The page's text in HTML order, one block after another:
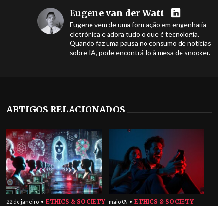
Eugene van der Watt
Eugene vem de uma formação em engenharia
eletrónica e adora tudo o que é tecnologia.
Quando faz uma pausa no consumo de notícias
sobre IA, pode encontrá-lo à mesa de snooker.
ARTIGOS RELACIONADOS
22 de janeiro ETHICS & SOCIETY maio 09 ETHICS & SOCIETY